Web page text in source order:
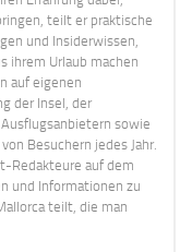
teilt er praktische
und Insiderwissen,
ihrem Urlaub machen
auf eigenen
der Insel, der
sowie
Besuchern jedes Jahr.
Redakteure auf dem
und Informationen zu
teilt, die man